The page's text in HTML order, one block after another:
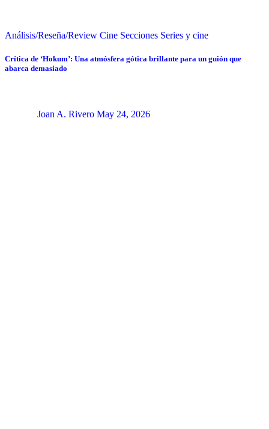
Análisis/Reseña/Review Cine Secciones Series y cine
Crítica de ‘Hokum’: Una atmósfera gótica brillante para un guión que
abarca demasiado
Joan A. Rivero May 24, 2026